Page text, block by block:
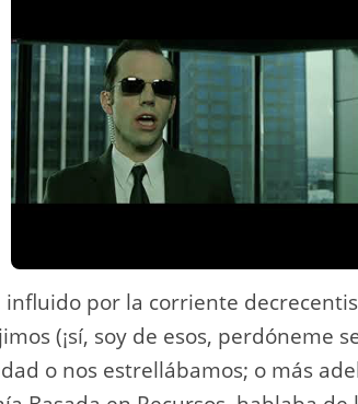
influido por la corriente
(¡sí, soy de esos, perdóneme
o nos estrellábamos; o más